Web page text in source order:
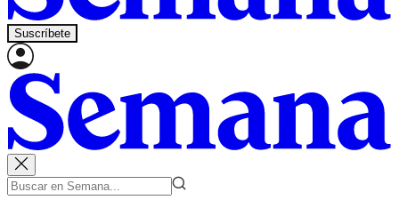
Suscríbete